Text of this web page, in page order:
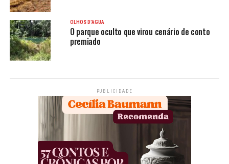
OLHOS D'ÁGUA
O parque oculto que virou cenário de conto
premiado
PUBLICIDADE